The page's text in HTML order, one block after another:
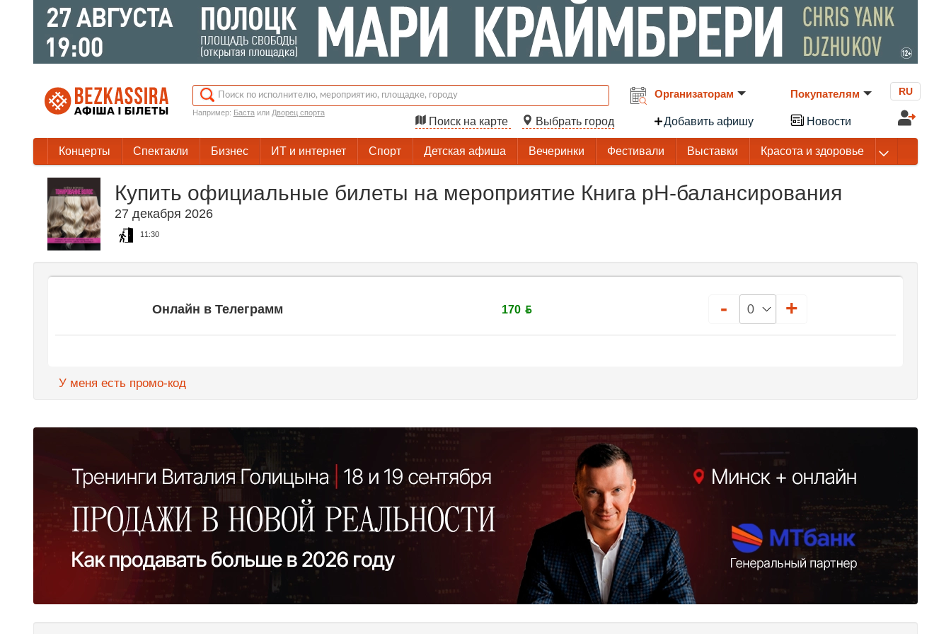
Например: Бастаили Дворец спорта
Поиск на карте Выбрать город
Организаторам
Добавить афишу
Покупателям
Новости
RU
Концерты Спектакли Бизнес ИТ и интернет Спорт Детская афиша Вечеринки Фестивали Выставки Красота и здоровье
Купить официальные билеты на мероприятие Книга рН-балансирования
27 декабря 2026
11:30
Онлайн в Телеграмм 170 ƃ - +
У меня есть промо-код